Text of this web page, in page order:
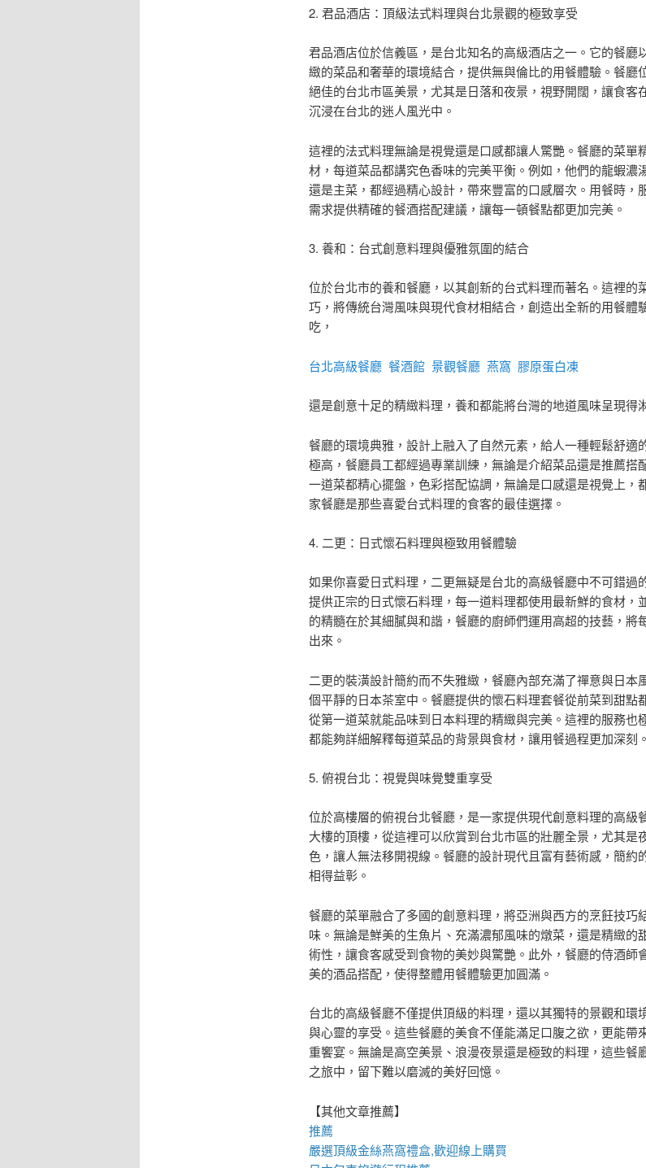
2. 君品酒店：頂級法式料理與台北景觀的極致享受
君品酒店位於信義區，是台北知名的高級酒店之一。它的餐廳
緻的菜品和奢華的環境結合，提供無與倫比的用餐體驗。餐廳
絕佳的台北市區美景，尤其是日落和夜景，視野開闊，讓食客
沉浸在台北的迷人風光中。
這裡的法式料理無論是視覺還是口感都讓人驚艷。餐廳的菜單
材，每道菜品都講究色香味的完美平衡。例如，他們的龍蝦濃
還是主菜，都經過精心設計，帶來豐富的口感層次。用餐時，
需求提供精確的餐酒搭配建議，讓每一頓餐點都更加完美。
3. 養和：台式創意料理與優雅氛圍的結合
位於台北市的養和餐廳，以其創新的台式料理而著名。這裡的
巧，將傳統台灣風味與現代食材相結合，創造出全新的用餐體
吃，
台北高級餐廳 餐酒館 景觀餐廳 燕窩 膠原蛋白凍
還是創意十足的精緻料理，養和都能將台灣的地道風味呈現得
餐廳的環境典雅，設計上融入了自然元素，給人一種輕鬆舒適
極高，餐廳員工都經過專業訓練，無論是介紹菜品還是推薦搭
一道菜都精心擺盤，色彩搭配協調，無論是口感還是視覺上，
家餐廳是那些喜愛台式料理的食客的最佳選擇。
4. 二更：日式懷石料理與極致用餐體驗
如果你喜愛日式料理，二更無疑是台北的高級餐廳中不可錯過
提供正宗的日式懷石料理，每一道料理都使用最新鮮的食材，
的精髓在於其細膩與和諧，餐廳的廚師們運用高超的技藝，將
出來。
二更的裝潢設計簡約而不失雅緻，餐廳內部充滿了禪意與日本
個平靜的日本茶室中。餐廳提供的懷石料理套餐從前菜到甜點
從第一道菜就能品味到日本料理的精緻與完美。這裡的服務也
都能夠詳細解釋每道菜品的背景與食材，讓用餐過程更加深刻。
5. 俯視台北：視覺與味覺雙重享受
位於高樓層的俯視台北餐廳，是一家提供現代創意料理的高級
大樓的頂樓，從這裡可以欣賞到台北市區的壯麗全景，尤其是
色，讓人無法移開視線。餐廳的設計現代且富有藝術感，簡約
相得益彰。
餐廳的菜單融合了多國的創意料理，將亞洲與西方的烹飪技巧
味。無論是鮮美的生魚片、充滿濃郁風味的燉菜，還是精緻的
術性，讓食客感受到食物的美妙與驚艷。此外，餐廳的侍酒師
美的酒品搭配，使得整體用餐體驗更加圓滿。
台北的高級餐廳不僅提供頂級的料理，還以其獨特的景觀和環
與心靈的享受。這些餐廳的美食不僅能滿足口腹之欲，更能帶
重饗宴。無論是高空美景、浪漫夜景還是極致的料理，這些餐
之旅中，留下難以磨滅的美好回憶。
【其他文章推薦】
推薦
嚴選頂級金絲燕窩禮盒,歡迎線上購買